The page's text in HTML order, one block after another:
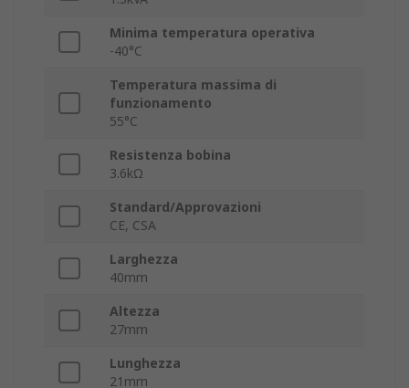
Minima temperatura operativa
-40°C
Temperatura massima di
funzionamento
55°C
Resistenza bobina
3.6kΩ
Standard/Approvazioni
CE, CSA
Larghezza
40mm
Altezza
27mm
Lunghezza
21mm